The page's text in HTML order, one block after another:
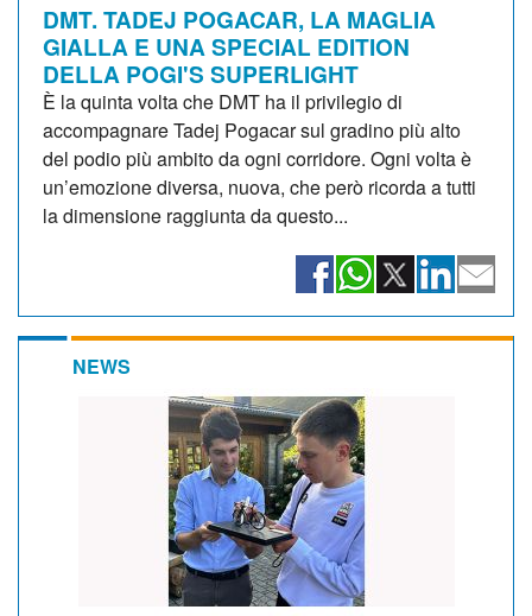
DMT. TADEJ POGACAR, LA MAGLIA
GIALLA E UNA SPECIAL EDITION
DELLA POGI'S SUPERLIGHT
È la quinta volta che DMT ha il privilegio di
accompagnare Tadej Pogacar sul gradino più alto
del podio più ambito da ogni corridore. Ogni volta è
un’emozione diversa, nuova, che però ricorda a tutti
la dimensione raggiunta da questo...
NEWS